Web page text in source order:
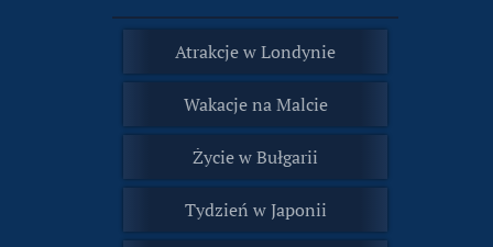
Atrakcje w Londynie
Wakacje na Malcie
Życie w Bułgarii
Tydzień w Japonii